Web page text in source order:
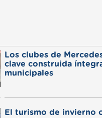
Los clubes de
clave construida
municipales
El turismo de invierno